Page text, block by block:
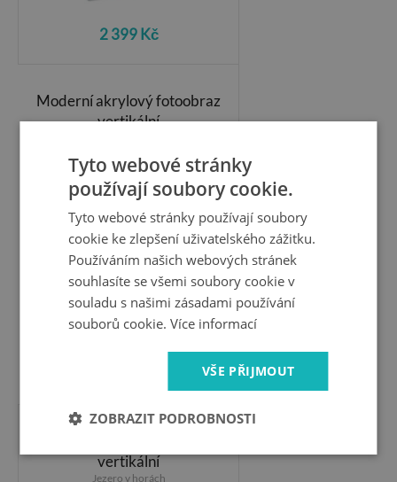
2 399 Kč
Moderní akrylový fotoobraz
vertikální
vertikální
Jezero v horách
Tyto webové stránky
používají soubory cookie.
Tyto webové stránky používají soubory
cookie ke zlepšení uživatelského zážitku.
Používáním našich webových stránek
souhlasíte se všemi soubory cookie v
souladu s našimi zásadami používání
souborů cookie.Více informací
VŠE PŘIJMOUT
ZOBRAZIT PODROBNOSTI